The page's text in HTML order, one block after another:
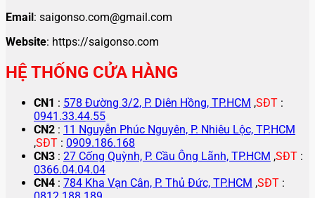
Email: saigonso.com@gmail.com
Website: https://saigonso.com
HỆ THỐNG CỬA HÀNG
CN1 : 578 Đường 3/2, P. Diên Hồng, TP.HCM ,SĐT :
0941.33.44.55
CN2 : 11 Nguyễn Phúc Nguyên, P. Nhiêu Lộc, TP.HCM
,SĐT : 0909.186.168
CN3 : 27 Cống Quỳnh, P. Cầu Ông Lãnh, TP.HCM ,SĐT :
0366.04.04.04
CN4 : 784 Kha Vạn Cân, P. Thủ Đức, TP.HCM ,SĐT :